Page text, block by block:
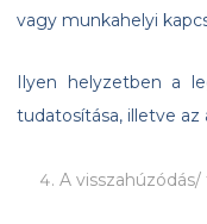
vagy munkahelyi
Ilyen helyzetben a
tudatosítása, illetve
A visszahúzódás/